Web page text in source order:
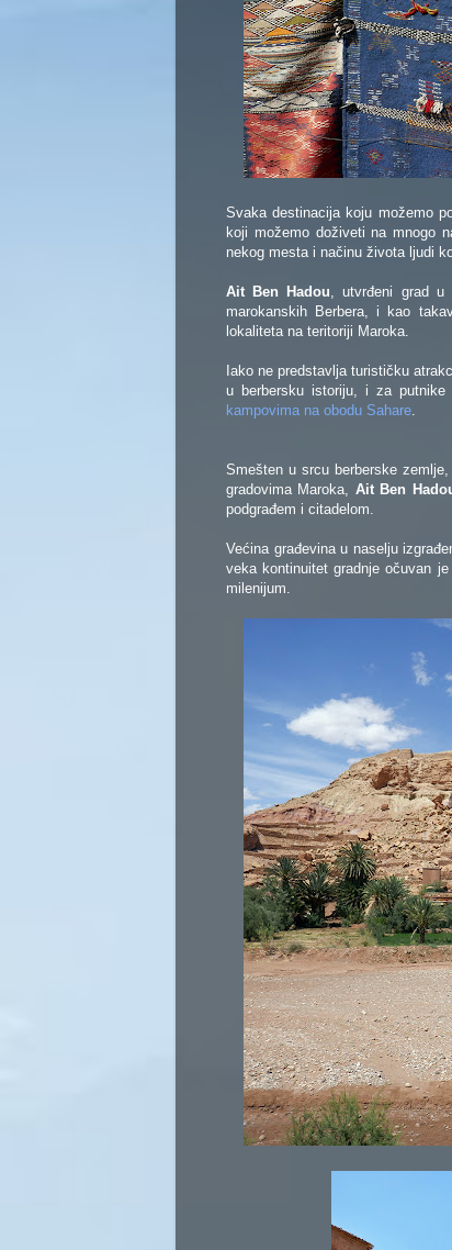
Svaka destinacija koju možemo
koji možemo doživeti na mnogo
nekog mesta i načinu života ljudi
Ait Ben Hadou, utvrđeni grad u
marokanskih Berbera, i kao
lokaliteta na teritoriji Maroka.
Iako ne predstavlja turističku
u berbersku istoriju, i za putnike
kampovima na obodu Sahare.
Smešten u srcu berberske
gradovima Maroka, Ait Ben
podgrađem i citadelom.
Većina građevina u naselju
veka kontinuitet gradnje očuvan
milenijum.